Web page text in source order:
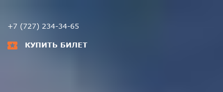
+7 (727) 234-34-65
КУПИТЬ БИЛЕТ